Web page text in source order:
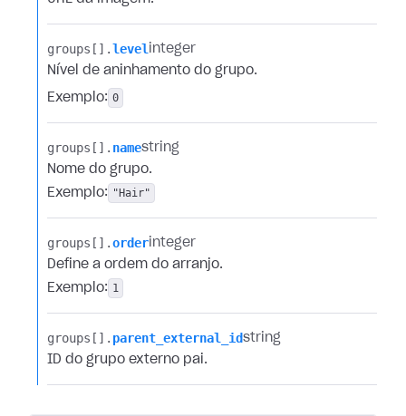
groups[].​level integer
Nível de aninhamento do grupo.
Exemplo: 0
groups[].​ namestring
Nome do grupo.
Exemplo: "Hair"
groups[].​order integer
Define a ordem do arranjo.
Exemplo: 1
groups[].​ parent_external_idstring
ID do grupo externo pai.